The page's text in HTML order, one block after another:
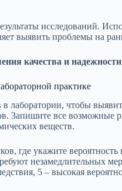
исследований.
выявить проблемы на
качества и
практике
в лаборатории, чтобы
Запишите все возможные
веществ.
где укажите
незамедлительных
5 – высокая